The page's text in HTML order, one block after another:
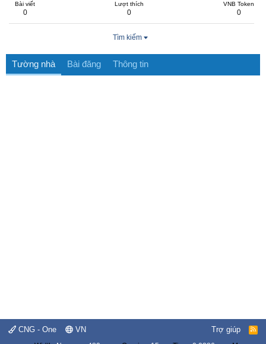
Bài viết
0
Lượt thích
0
VNB Token
0
Tìm kiếm
Tường nhà Bài đăng Thông tin
CNG - One VN Trợ giúp
R